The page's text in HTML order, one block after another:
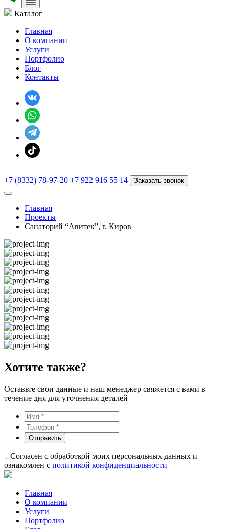
Каталог
Главная
О компании
Услуги
Портфолио
Блог
Контакты
+7 (8332) 78-97-20 +7 922 916 55 14 Заказать звонок
Главная
Проекты
Санаторий “Авитек”, г. Киров
Хотите также?
Оставьте свои данные и наш менеджер свяжется с вами в
течение дня для уточнения деталей
Отправить
Согласен с обработкой моих персональных данных и
ознакомлен с политикой конфиденциальности
Главная
О компании
Услуги
Портфолио